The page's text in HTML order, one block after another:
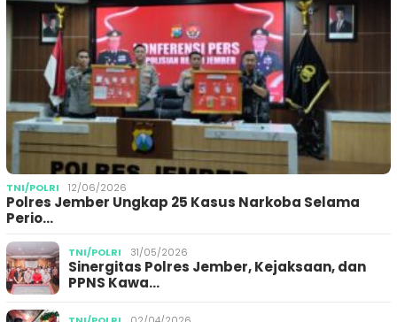
TNI/POLRI 12/06/2026
Polres Jember Ungkap 25 Kasus Narkoba Selama
Perio…
TNI/POLRI 31/05/2026
Sinergitas Polres Jember, Kejaksaan, dan
PPNS Kawa…